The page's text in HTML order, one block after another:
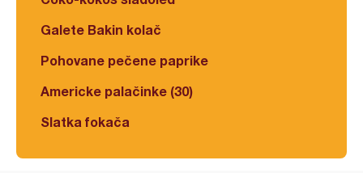
Galete Bakin kolač
Pohovane pečene paprike
Americke palačinke (30)
Slatka fokača